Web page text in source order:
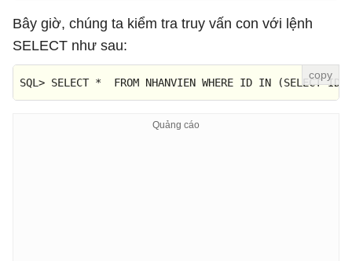
Bây giờ, chúng ta kiểm tra truy vấn con với lệnh
SELECT như sau:
SQL > SELECT * FROM NHANVIEN WHERE ID IN (SELECT ID